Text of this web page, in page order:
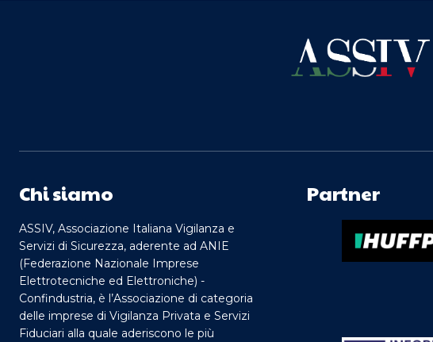
Chi siamo
ASSIV, Associazione Italiana Vigilanza e
Servizi di Sicurezza, aderente ad ANIE
(Federazione Nazionale Imprese
Elettrotecniche ed Elettroniche) -
Confindustria, è l’Associazione di categoria
delle imprese di Vigilanza Privata e Servizi
Fiduciari alla quale aderiscono le più
Partner